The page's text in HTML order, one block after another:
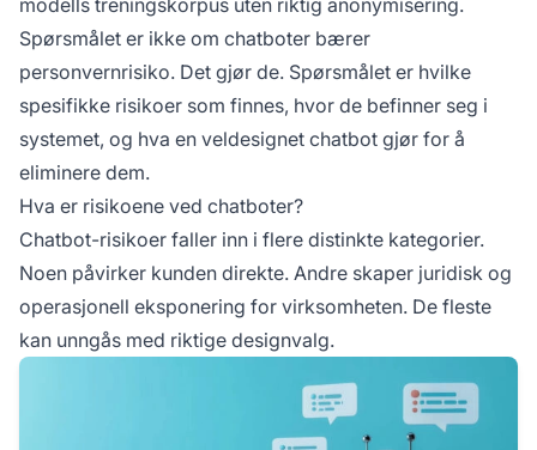
Spørsmålet er ikke om chatboter bærer
personvernrisiko. Det gjør de. Spørsmålet er hvilke
spesifikke risikoer som finnes, hvor de befinner seg i
systemet, og hva en veldesignet chatbot gjør for å
eliminere dem.
Hva er risikoene ved chatboter?
Chatbot-risikoer faller inn i flere distinkte kategorier.
Noen påvirker kunden direkte. Andre skaper juridisk og
operasjonell eksponering for virksomheten. De fleste
kan unngås med riktige designvalg.